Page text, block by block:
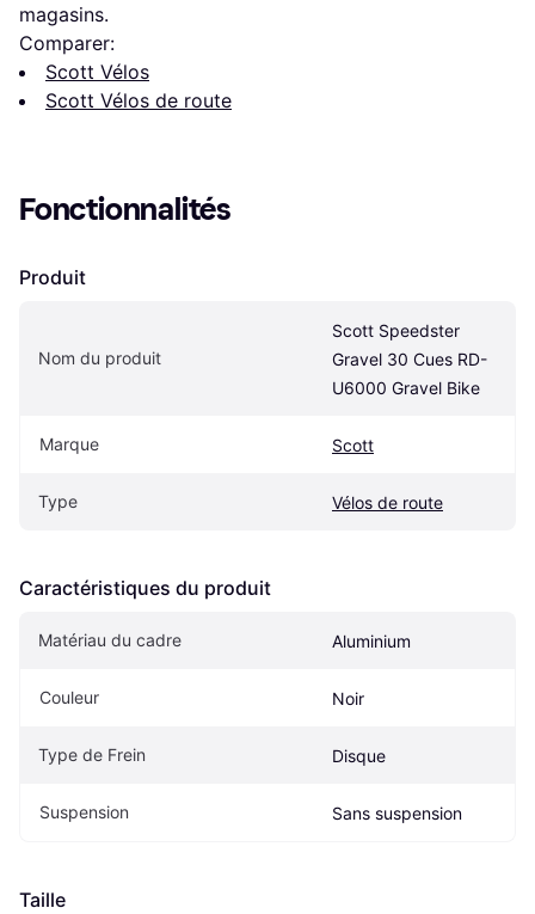
magasins.
Comparer:
Scott Vélos
Scott Vélos de route
Fonctionnalités
Produit
Nom du produit
Scott Speedster
Gravel 30 Cues RD-
U6000 Gravel Bike
Marque Scott
Type Vélos de route
Caractéristiques du produit
Matériau du cadre Aluminium
Couleur Noir
Type de Frein Disque
Suspension Sans suspension
Taille